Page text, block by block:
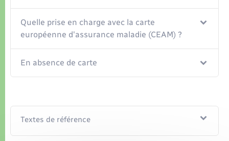
Quelle prise en charge avec la carte
européenne d'assurance maladie (CEAM) ?
En absence de carte
Textes de référence